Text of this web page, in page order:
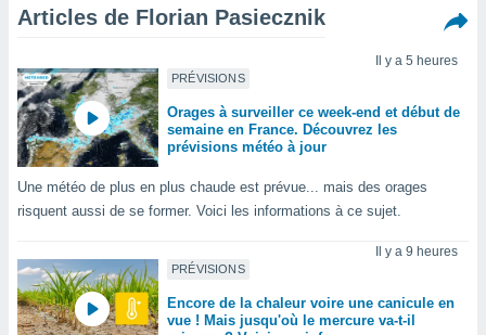
à vous
de très
sur
et
»,
au
de
qu'ils
Articles de Florian Pasiecznik
PRÉVISIONS
Il y a 5 heures
Orages à surveiller ce week-end et début de
semaine en France. Découvrez les
prévisions météo à jour
Une météo de plus en plus chaude est prévue... mais des orages
risquent aussi de se former. Voici les informations à ce sujet.
PRÉVISIONS
Il y a 9 heures
Encore de la chaleur voire une canicule en
vue ! Mais jusqu'où le mercure va-t-il